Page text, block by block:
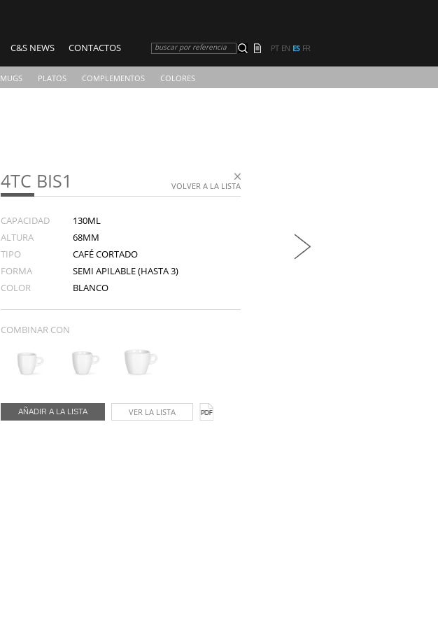
MUGS PLATOS COMPLEMENTOS COLORES
C&S NEWS CONTACTOS buscar por referencia PT EN ES FR
VOLVER A LA LISTA
4TC BIS1
CAPACIDAD
130ML
ALTURA
68MM
TIPO
CAFÉ CORTADO
FORMA
SEMI APILABLE (HASTA 3)
COLOR
BLANCO
COMBINAR CON
VER LA LISTA